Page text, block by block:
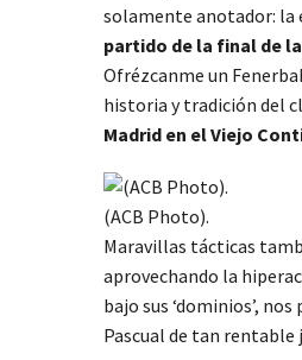
solamente anotador: la
partido de la final de
Ofrézcanme un
historia y tradición del
Madrid en el Viejo
(ACB Photo).
Maravillas tácticas
aprovechando la
bajo sus ‘dominios’,
Pascual de tan rentable